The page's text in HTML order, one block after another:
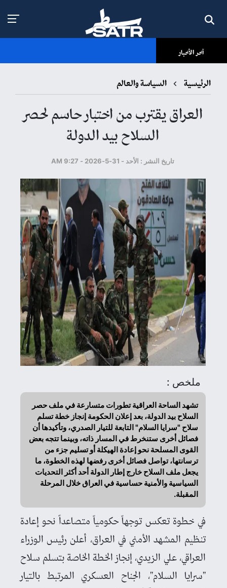
آخر الأخبار
الرئيسية السياسة والعالم
العراق يقترب من اختبار حاسم لحصر
السلاح بيد الدولة
تاريخ النشر : الأحد - 31-5-2026 - 9:27 AM
ملخص :
تشهد الساحة العراقية تطورات متسارعة في ملف حصر
السلاح بيد الدولة، بعد إعلان الحكومة إنجاز خطة تسلم
سلاح "سرايا السلام" التابعة للتيار الصدري، وتأكيدها أن
فصائل أخرى ستنخرط في المسار ذاته، وبينما تتجه بعض
القوى المسلحة نحو إعادة الهيكلة أو تسليم جزء من
ترسانتها، تواصل فصائل أخرى رفضها لهذه الخطوة، ما
يجعل ملف السلاح خارج إطار الدولة أحد أكثر التحديات
السياسية والأمنية حساسية في العراق خلال المرحلة
المقبلة.
في خطوة تعكس توجهاً حكومياً متصاعداً نحو إعادة
تنظيم المشهد الأمني في العراق، أعلن رئيس الوزراء
العراقي، علي الزيدي، إنجاز الخطة الخاصة بتسلم سلاح
"سرايا السلام"، الجناح العسكري المرتبط بالتيار